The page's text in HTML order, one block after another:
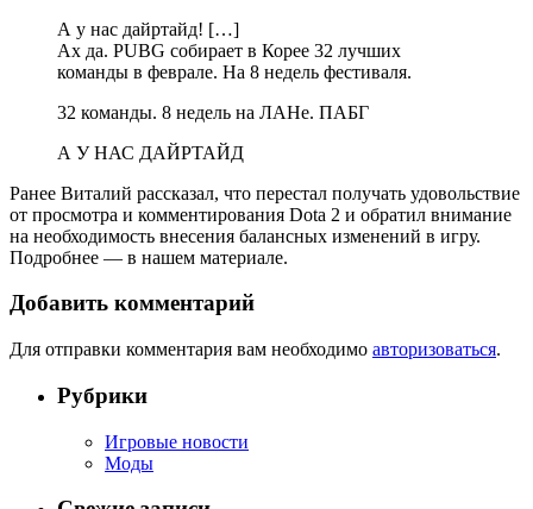
А у нас дайртайд! […]
Ах да. PUBG собирает в Корее 32 лучших
команды в феврале. На 8 недель фестиваля.
32 команды. 8 недель на ЛАНе. ПАБГ
А У НАС ДАЙРТАЙД
Ранее Виталий рассказал, что перестал получать удовольствие
от просмотра и комментирования Dota 2 и обратил внимание
на необходимость внесения балансных изменений в игру.
Подробнее — в нашем материале.
Добавить комментарий
Для отправки комментария вам необходимо авторизоваться.
Рубрики
Игровые новости
Моды